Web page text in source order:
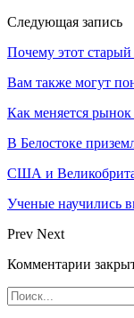
Следующая запись
Почему этот старый
Вам также могут
Как меняется
В Белостоке
США и
Ученые научились
Prev Next
Комментарии